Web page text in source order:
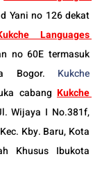
Yani no 126 dekat
Languages
no 60E termasuk
Bogor. Kukche
cabang Kukche
Wijaya I No.381f,
Kby. Baru, Kota
Khusus Ibukota